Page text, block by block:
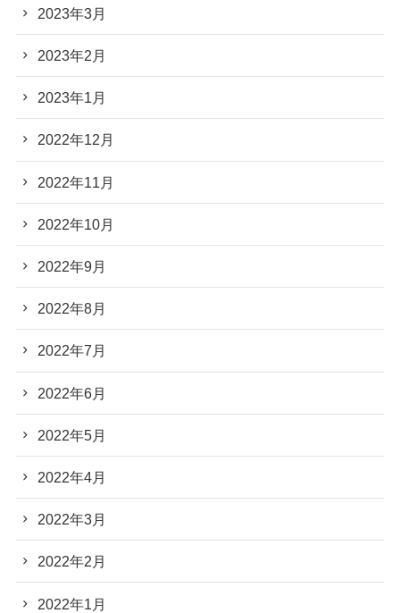
2023年3月
2023年2月
2023年1月
2022年12月
2022年11月
2022年10月
2022年9月
2022年8月
2022年7月
2022年6月
2022年5月
2022年4月
2022年3月
2022年2月
2022年1月